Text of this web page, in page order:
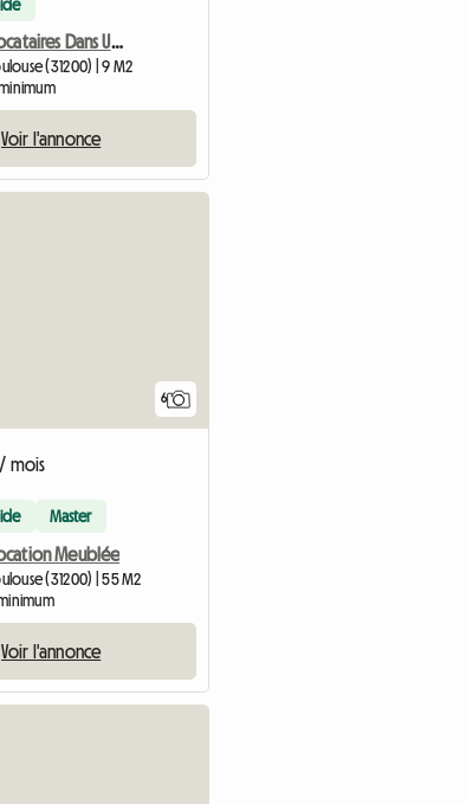
Cherche Colocataires Dans Une Maison Avec Jardin.
(31200) | 9 M2
Voir l'annonce
6
mois
Master
Meublée
(31200) | 55 M2
Voir l'annonce